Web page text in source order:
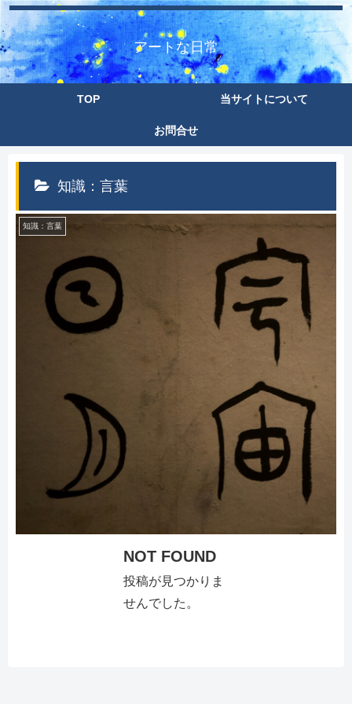
アートな日常
TOP 当サイトについて
お問合せ
知識：言葉
知識：言葉
NOT FOUND
投稿が見つかりま
せんでした。